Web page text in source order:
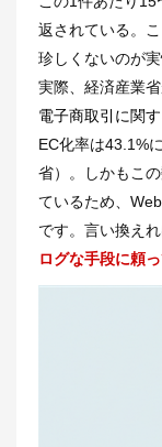
返されている。
珍しくないのが実
実際、経済産業
電子商取引に関
EC化率は43.1%
省）。しかもこ
ているため、
です。言い換えれ
ログな手段に頼